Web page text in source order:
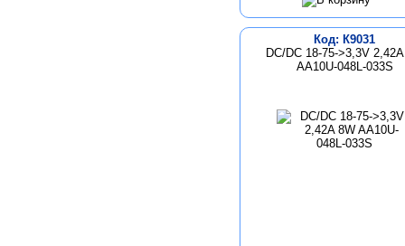
Код: К9031
DC/DC 18-75->3,3V
AA10U-048L-033S